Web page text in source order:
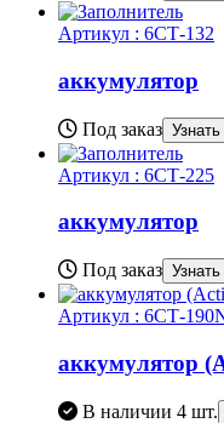
Артикул : 6СТ-132
аккумулятор
Под заказ
Артикул : 6СТ-225
аккумулятор
Под заказ
Артикул : 6СТ-
аккумулятор
В наличии 4 шт.